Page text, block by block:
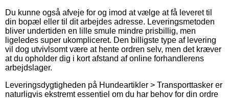
Du kunne også afveje for og imod at vælge at få leveret til
din bopæl eller til dit arbejdes adresse. Leveringsmetoden
bliver undertiden en lille smule mindre prisbillig, men
ligeledes super ukompliceret. Den billigste type af levering
vil dog utvivlsomt være at hente ordren selv, men det kræver
at du opholder dig i kort afstand af online forhandlerens
arbejdslager.
Leveringsdygtigheden på Hundeartikler > Transporttasker er
naturligvis ekstremt essentiel om du har behov for din ordre